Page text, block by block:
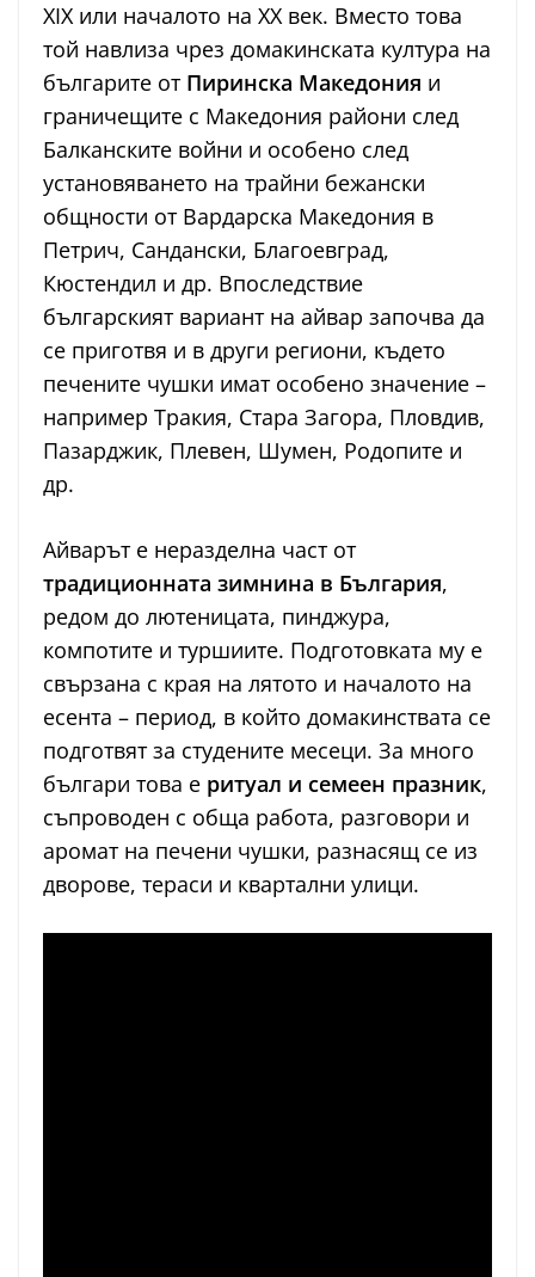
XIX или началото на XX век. Вместо това
той навлиза чрез домакинската култура на
българите от Пиринска Македония и
граничещите с Македония райони след
Балканските войни и особено след
установяването на трайни бежански
общности от Вардарска Македония в
Петрич, Сандански, Благоевград,
Кюстендил и др. Впоследствие
българският вариант на айвар започва да
се приготвя и в други региони, където
печените чушки имат особено значение –
например Тракия, Стара Загора, Пловдив,
Пазарджик, Плевен, Шумен, Родопите и
др.
Айварът е неразделна част от
традиционната зимнина в България,
редом до лютеницата, пинджура,
компотите и туршиите. Подготовката му е
свързана с края на лятото и началото на
есента – период, в който домакинствата се
подготвят за студените месеци. За много
българи това е ритуал и семеен празник,
съпроводен с обща работа, разговори и
аромат на печени чушки, разнасящ се из
дворове, тераси и квартални улици.